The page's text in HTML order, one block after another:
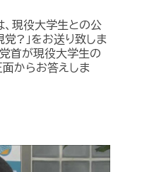
現役大学生との公
?」をお送り致しま
首が現役大学生の
からお答えしま